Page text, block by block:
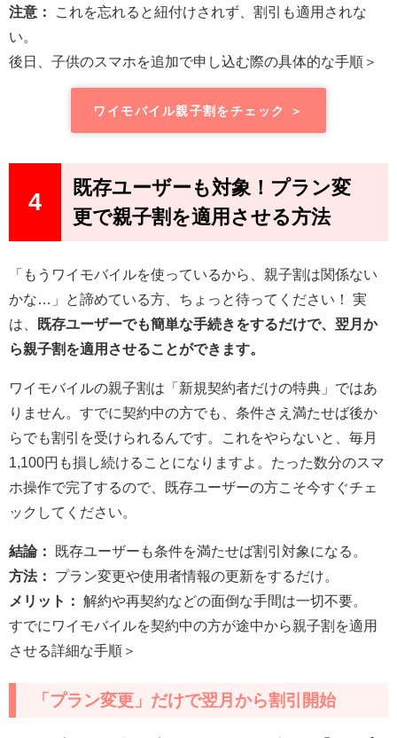
注意：
これを忘れると紐付けされず、割引も適用されな
い。
後日、子供のスマホを追加で申し込む際の具体的な手順＞
ワイモバイル親子割をチェック ＞
4
既存ユーザーも対象！プラン変
更で親子割を適用させる方法
「もうワイモバイルを使っているから、親子割は関係ない
かな…」と諦めている方、ちょっと待ってください！ 実
は、
既存ユーザーでも簡単な手続きをするだけで、翌月か
ら親子割を適用させることができます。
ワイモバイルの親子割は「新規契約者だけの特典」ではあ
りません。すでに契約中の方でも、条件さえ満たせば後か
らでも割引を受けられるんです。これをやらないと、毎月
1,100円も損し続けることになりますよ。たった数分のスマ
ホ操作で完了するので、既存ユーザーの方こそ今すぐチェ
ックしてください。
結論：
既存ユーザーも条件を満たせば割引対象になる。
方法：
プラン変更や使用者情報の更新をするだけ。
メリット：
解約や再契約などの面倒な手間は一切不要。
すでにワイモバイルを契約中の方が途中から親子割を適用
させる詳細な手順＞
「プラン変更」だけで翌月から割引開始